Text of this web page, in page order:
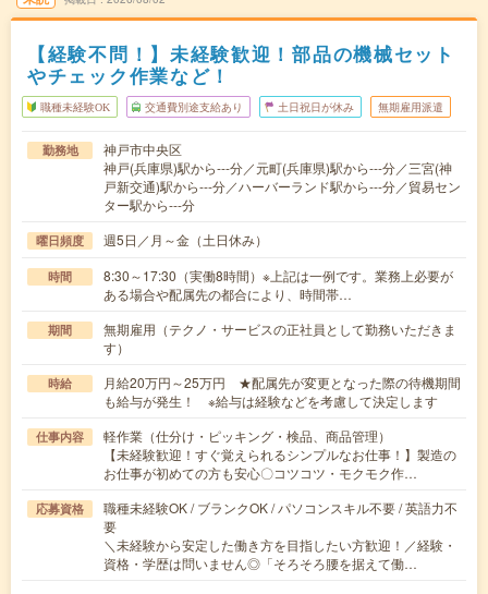
【経験不問！】未経験歓迎！部品の機械セット
やチェック作業など！
職種未経験OK 交通費別途支給あり 土日祝日が休み 無期雇用派遣
勤務地
神戸市中央区
神戸(兵庫県)駅から---分／元町(兵庫県)駅から---分／三宮(神
戸新交通)駅から---分／ハーバーランド駅から---分／貿易セン
ター駅から---分
曜日頻度 週5日／月～金（土日休み）
時間
8:30～17:30（実働8時間）※上記は一例です。業務上必要が
ある場合や配属先の都合により、時間帯…
期間
無期雇用（テクノ・サービスの正社員として勤務いただきま
す）
時給
月給20万円～25万円 ★配属先が変更となった際の待機期間
も給与が発生！ ※給与は経験などを考慮して決定します
仕事内容
軽作業（仕分け・ピッキング・検品、商品管理）
【未経験歓迎！すぐ覚えられるシンプルなお仕事！】製造の
お仕事が初めての方も安心〇コツコツ・モクモク作…
応募資格
職種未経験OK / ブランクOK / パソコンスキル不要 / 英語力不
要
＼未経験から安定した働き方を目指したい方歓迎！／経験・
資格・学歴は問いません◎「そろそろ腰を据えて働…